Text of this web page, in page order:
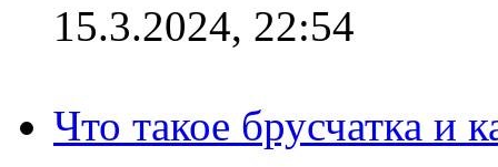
15.3.2024, 22:54
Что такое брусчатка и